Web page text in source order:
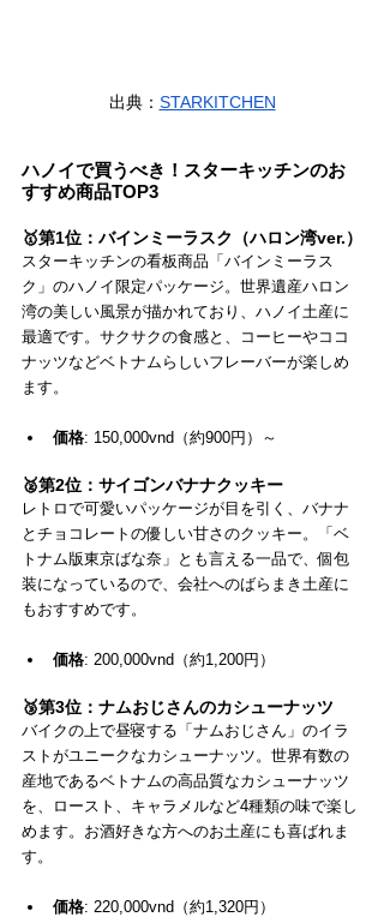
出典： STARKITCHEN
ハノイで買うべき！スターキッチンのお
すすめ商品TOP3
🥇第1位：バインミーラスク（ハロン湾ver.）
スターキッチンの看板商品「バインミーラス
ク」のハノイ限定パッケージ。世界遺産ハロン
湾の美しい風景が描かれており、ハノイ土産に
最適です。サクサクの食感と、コーヒーやココ
ナッツなどベトナムらしいフレーバーが楽しめ
ます。
価格: 150,000vnd（約900円）～
🥈第2位：サイゴンバナナクッキー
レトロで可愛いパッケージが目を引く、バナナ
とチョコレートの優しい甘さのクッキー。「ベ
トナム版東京ばな奈」とも言える一品で、個包
装になっているので、会社へのばらまき土産に
もおすすめです。
価格: 200,000vnd（約1,200円）
🥉第3位：ナムおじさんのカシューナッツ
バイクの上で昼寝する「ナムおじさん」のイラ
ストがユニークなカシューナッツ。世界有数の
産地であるベトナムの高品質なカシューナッツ
を、ロースト、キャラメルなど4種類の味で楽し
めます。お酒好きな方へのお土産にも喜ばれま
す。
価格: 220,000vnd（約1,320円）